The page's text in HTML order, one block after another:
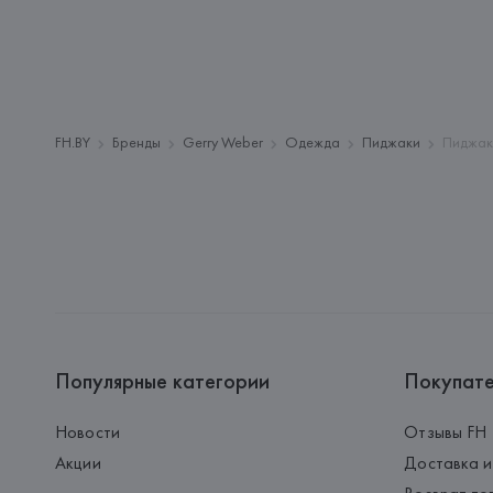
FH.BY Бренды Gerry Weber Одежда Пиджаки
Популярные категории
Новости
Акции
Отзывы FH
Доставка